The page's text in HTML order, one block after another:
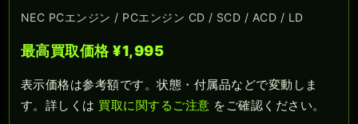
NEC PCエンジン / PCエンジン CD / SCD / ACD / LD
最高買取価格 ¥1,995
表示価格は参考額です。状態・付属品などで変動しま
す。詳しくは 買取に関するご注意 をご確認ください。